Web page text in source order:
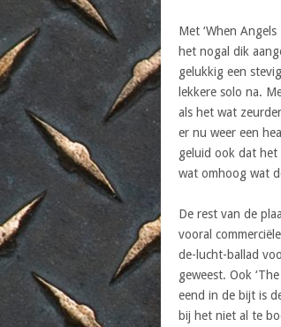
Met ‘When
het nogal dik
gelukkig een
lekkere solo na.
als het wat
er nu weer een
geluid ook dat het
wat omhoog wat
De rest van de
vooral
de-lucht-ballad
geweest. Ook
eend in de bijt is
bij het niet al te